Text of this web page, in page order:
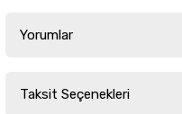
Yorumlar
Taksit Seçenekleri